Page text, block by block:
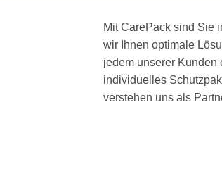
Mit CarePack sind Sie
wir Ihnen optimale
jedem unserer Kunden
individuelles
verstehen uns als